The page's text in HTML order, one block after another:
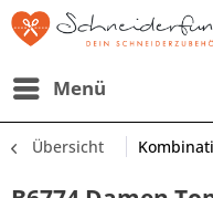
Menü
Übersicht